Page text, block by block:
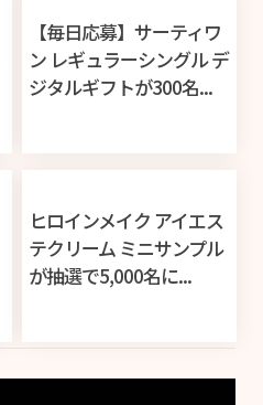
【毎日応募】サーティワ
ン レギュラーシングル デ
ジタルギフトが300名...
ヒロインメイク アイエス
テクリーム ミニサンプル
が抽選で5,000名に...